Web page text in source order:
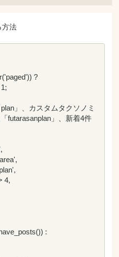
方法
?
」、カスタムタクソノミ
futarasanplan」、新着4件
: